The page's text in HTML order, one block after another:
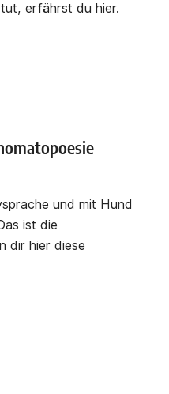
erfährst du hier.
und mit Hund
ist die
dir hier diese